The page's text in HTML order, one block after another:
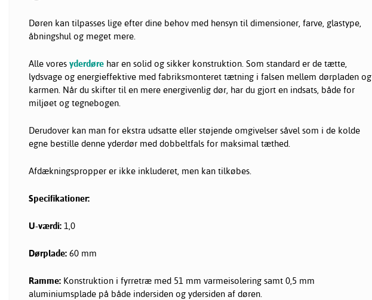
Døren kan tilpasses lige efter dine behov med hensyn til dimensioner, farve, glastype,
åbningshul og meget mere.
Alle vores yderdøre har en solid og sikker konstruktion. Som standard er de tætte,
lydsvage og energieffektive med fabriksmonteret tætning i falsen mellem dørpladen og
karmen. Når du skifter til en mere energivenlig dør, har du gjort en indsats, både for
miljøet og tegnebogen.
Derudover kan man for ekstra udsatte eller støjende omgivelser såvel som i de kolde
egne bestille denne yderdør med dobbeltfals for maksimal tæthed.
Afdækningspropper er ikke inkluderet, men kan tilkøbes.
Specifikationer:
U-værdi: 1,0
Dørplade: 60 mm
Ramme: Konstruktion i fyrretræ med 51 mm varmeisolering samt 0,5 mm
aluminiumsplade på både indersiden og ydersiden af døren.